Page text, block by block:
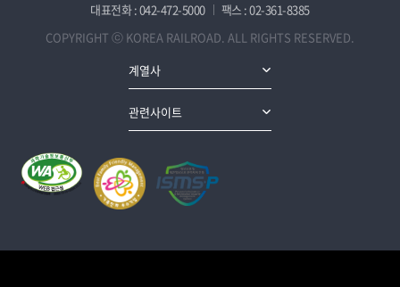
대표전화 : 042-472-5000
팩스 : 02-361-8385
COPYRIGHT ⓒ KOREA RAILROAD. ALL RIGHTS RESERVED.
계열사
관련사이트